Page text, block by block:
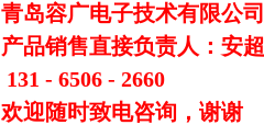
青岛容广电子技术有限公司
产品销售直接负责人：安超
131 - 6506 - 2660
欢迎随时致电咨询，谢谢